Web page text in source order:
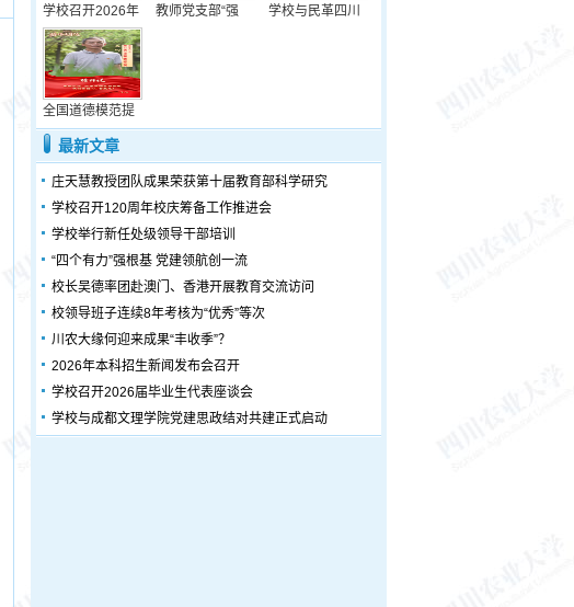
学校召开2026年 教师党支部“强 学校与民革四川
全国道德模范提
最新文章
庄天慧教授团队成果荣获第十届教育部科学研究
学校召开120周年校庆筹备工作推进会
学校举行新任处级领导干部培训
“四个有力”强根基 党建领航创一流
校长吴德率团赴澳门、香港开展教育交流访问
校领导班子连续8年考核为“优秀”等次
川农大缘何迎来成果“丰收季”？
2026年本科招生新闻发布会召开
学校召开2026届毕业生代表座谈会
学校与成都文理学院党建思政结对共建正式启动